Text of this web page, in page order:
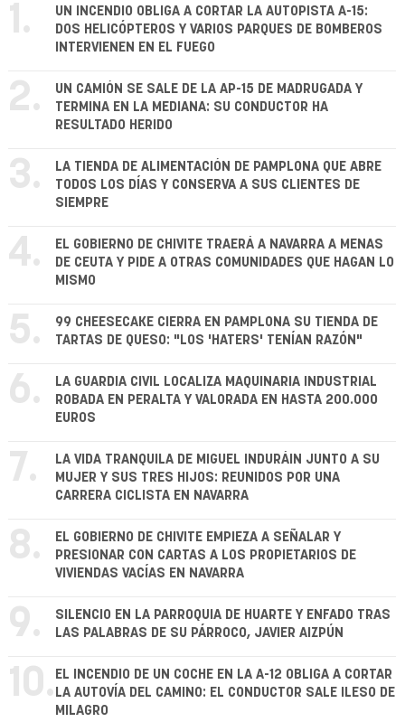
1.
UN INCENDIO OBLIGA A CORTAR LA AUTOPISTA A-15:
DOS HELICÓPTEROS Y VARIOS PARQUES DE BOMBEROS
INTERVIENEN EN EL FUEGO
2.
UN CAMIÓN SE SALE DE LA AP-15 DE MADRUGADA Y
TERMINA EN LA MEDIANA: SU CONDUCTOR HA
RESULTADO HERIDO
3.
LA TIENDA DE ALIMENTACIÓN DE PAMPLONA QUE ABRE
TODOS LOS DÍAS Y CONSERVA A SUS CLIENTES DE
SIEMPRE
4.
EL GOBIERNO DE CHIVITE TRAERÁ A NAVARRA A MENAS
DE CEUTA Y PIDE A OTRAS COMUNIDADES QUE HAGAN LO
MISMO
5.
99 CHEESECAKE CIERRA EN PAMPLONA SU TIENDA DE
TARTAS DE QUESO: "LOS 'HATERS' TENÍAN RAZÓN"
6.
LA GUARDIA CIVIL LOCALIZA MAQUINARIA INDUSTRIAL
ROBADA EN PERALTA Y VALORADA EN HASTA 200.000
EUROS
7.
LA VIDA TRANQUILA DE MIGUEL INDURÁIN JUNTO A SU
MUJER Y SUS TRES HIJOS: REUNIDOS POR UNA
CARRERA CICLISTA EN NAVARRA
8.
EL GOBIERNO DE CHIVITE EMPIEZA A SEÑALAR Y
PRESIONAR CON CARTAS A LOS PROPIETARIOS DE
VIVIENDAS VACÍAS EN NAVARRA
9.
SILENCIO EN LA PARROQUIA DE HUARTE Y ENFADO TRAS
LAS PALABRAS DE SU PÁRROCO, JAVIER AIZPÚN
10. EL INCENDIO DE UN COCHE EN LA A-12 OBLIGA A CORTAR
LA AUTOVÍA DEL CAMINO: EL CONDUCTOR SALE ILESO DE
MILAGRO